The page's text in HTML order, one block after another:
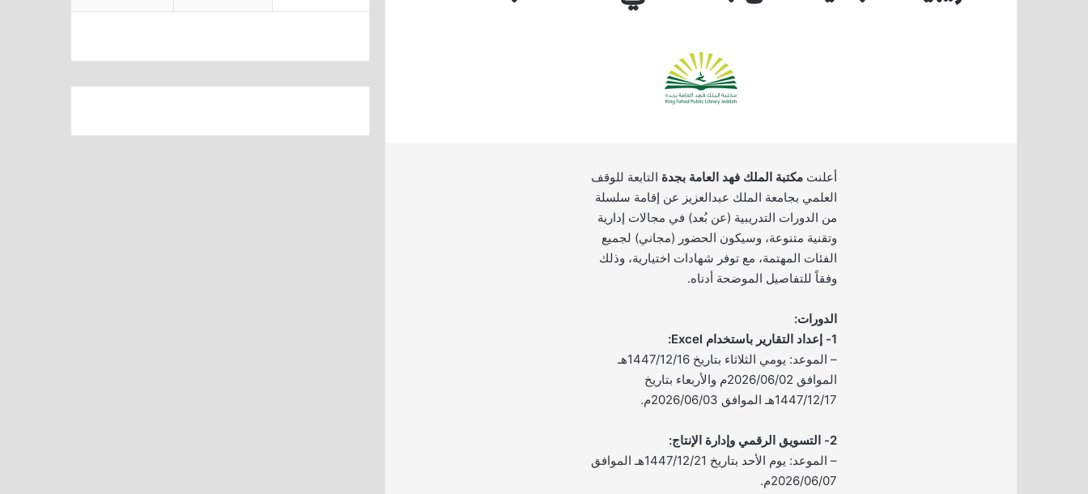
أعلنت مكتبة الملك فهد العامة بجدة التابعة للوقف
العلمي بجامعة الملك عبدالعزيز عن إقامة سلسلة
من الدورات التدريبية (عن بُعد) في مجالات إدارية
وتقنية متنوعة، وسيكون الحضور (مجاني) لجميع
الفئات المهتمة، مع توفر شهادات اختيارية، وذلك
وفقاً للتفاصيل الموضحة أدناه.
الدورات:
1- إعداد التقارير باستخدام Excel:
– الموعد: يومي الثلاثاء بتاريخ 1447/12/16هـ
الموافق 2026/06/02م والأربعاء بتاريخ
1447/12/17هـ الموافق 2026/06/03م.
2- التسويق الرقمي وإدارة الإنتاج:
– الموعد: يوم الأحد بتاريخ 1447/12/21هـ الموافق
2026/06/07م.